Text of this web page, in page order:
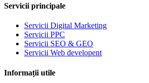
Servicii principale
Servicii Digital Marketing
Servicii PPC
Servicii SEO & GEO
Servicii Web developent
Informații utile